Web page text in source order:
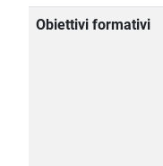
Obiettivi formativi